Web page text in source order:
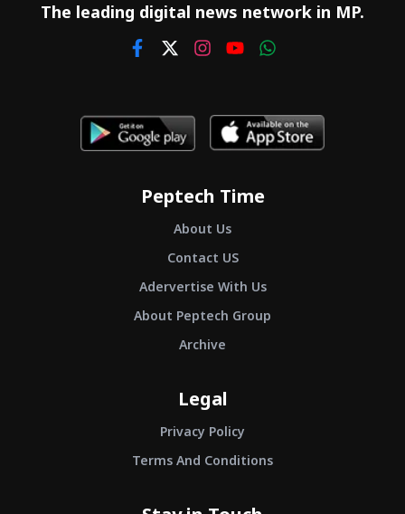
The leading digital news network in MP.
Peptech Time
About Us
Contact US
Adervertise With Us
About Peptech Group
Archive
Legal
Privacy Policy
Terms And Conditions